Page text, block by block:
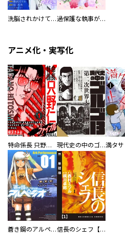
洗脳されかけていた悪役令嬢ですが家出を決意しました。【電子単行本版／特典おまけ付き】 過保護な執事が私の婚活を邪魔してきます！ 分冊版
アニメ化・実写化
特命係長 只野仁ファイナル 愛蔵版 現代史の中のゴルゴ13
蒼き鋼のアルペジオ 信長のシェフ【単話版】